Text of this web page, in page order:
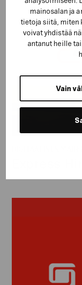
mainosalan ja
tietoja siitä, miten
voivat yhdistää
antanut heille
Vain
DIGITAALINEN